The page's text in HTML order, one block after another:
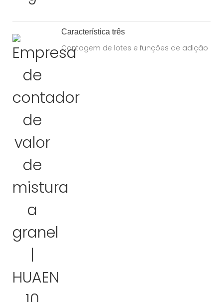
Característica três
Contagem de lotes e funções de adição